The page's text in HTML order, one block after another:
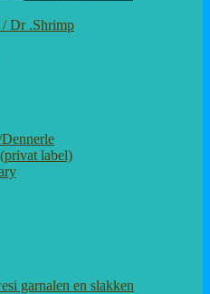
Dr .Shrimp
label)
garnalen en slakken